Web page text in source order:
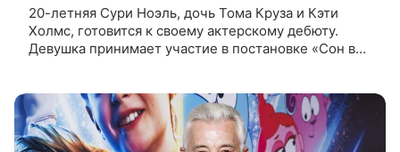
20-летняя Сури Ноэль, дочь Тома Круза и Кэти
Холмс, готовится к своему актерскому дебюту.
Девушка принимает участие в постановке «Сон в